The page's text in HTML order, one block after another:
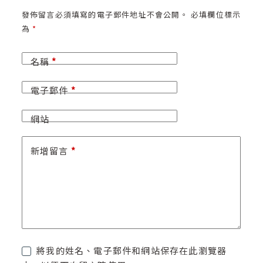
發佈留言必須填寫的電子郵件地址不會公開。 必填欄位標示
為 *
名稱*
電子郵件*
網站
新增留言 *
將我的姓名、電子郵件和網站保存在此瀏覽器